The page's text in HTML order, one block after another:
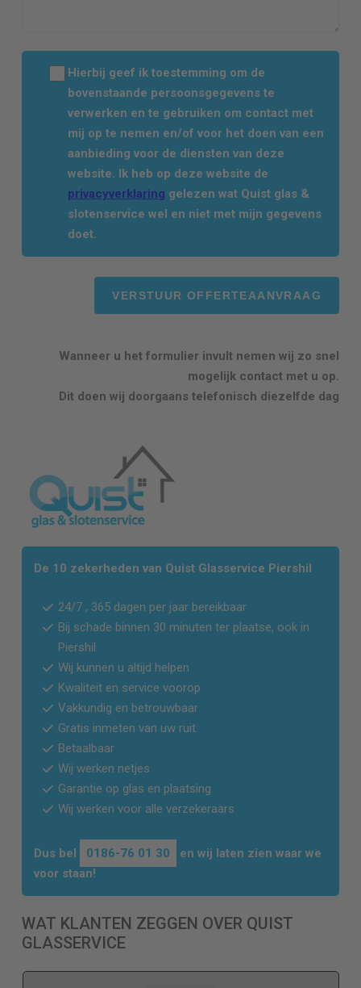
Hierbij geef ik toestemming om de
bovenstaande persoonsgegevens te
verwerken en te gebruiken om contact met
mij op te nemen en/of voor het doen van een
aanbieding voor de diensten van deze
website. Ik heb op deze website de
privacyverklaring gelezen wat Quist glas &
slotenservice wel en niet met mijn gegevens
doet.
Wanneer u het formulier invult nemen wij zo snel
mogelijk contact met u op.
Dit doen wij doorgaans telefonisch diezelfde dag
De 10 zekerheden van Quist Glasservice Piershil
24/7 , 365 dagen per jaar bereikbaar
Bij schade binnen 30 minuten ter plaatse, ook in
Piershil
Wij kunnen u altijd helpen
Kwaliteit en service voorop
Vakkundig en betrouwbaar
Gratis inmeten van uw ruit
Betaalbaar
Wij werken netjes
Garantie op glas en plaatsing
Wij werken voor alle verzekeraars
Dus bel 0186-76 01 30
en wij laten zien waar we
voor staan!
WAT KLANTEN ZEGGEN OVER QUIST
GLASSERVICE